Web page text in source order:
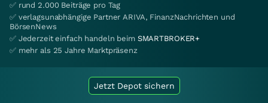
✅ rund 2.000 Beiträge pro Tag
✅ verlagsunabhängige Partner ARIVA, FinanzNachrichten und
BörsenNews
✅ Jederzeit einfach handeln beim SMARTBROKER+
✅ mehr als 25 Jahre Marktpräsenz
Jetzt Depot sichern